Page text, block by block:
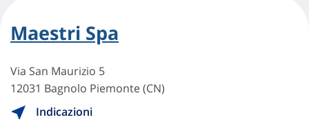
Maestri Spa
Via San Maurizio 5
12031 Bagnolo Piemonte (CN)
Indicazioni